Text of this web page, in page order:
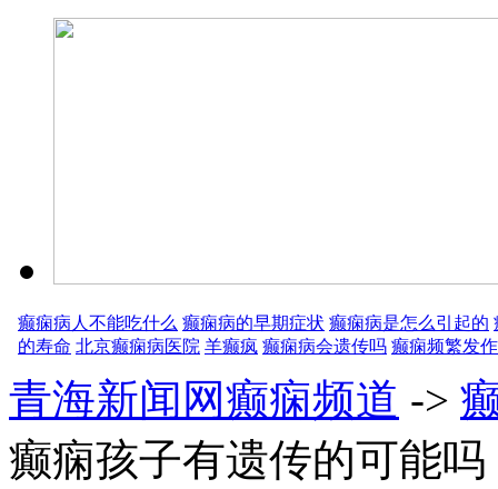
癫痫病人不能吃什么 癫痫病的早期症状 癫痫病是怎么引起的
的寿命 北京癫痫病医院 羊癫疯 癫痫病会遗传吗 癫痫频繁发
青海新闻网癫痫频道 ->
癫痫孩子有遗传的可能吗